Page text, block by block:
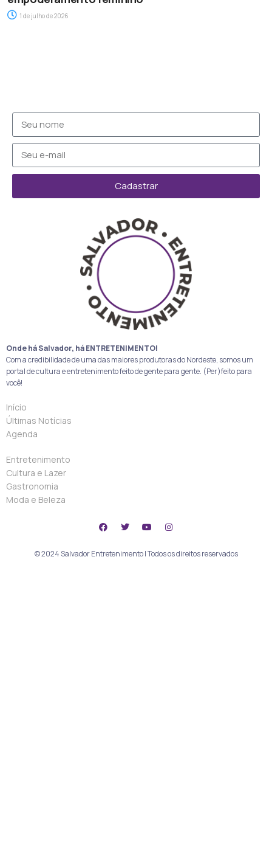
1 de julho de 2026
Cadastrar
Onde há Salvador, há ENTRETENIMENTO!
Com a credibilidade de uma das maiores produtoras do Nordeste, somos um
portal de cultura e entretenimento feito de gente para gente. (Per)feito para
você!
Início
Últimas Notícias
Agenda
Entretenimento
Cultura e Lazer
Gastronomia
Moda e Beleza
© 2024 Salvador Entretenimento | Todos os direitos reservados